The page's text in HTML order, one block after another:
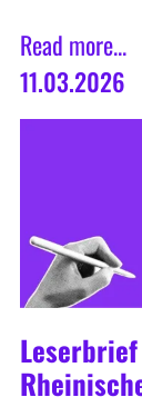
Read more...
11.03.2026